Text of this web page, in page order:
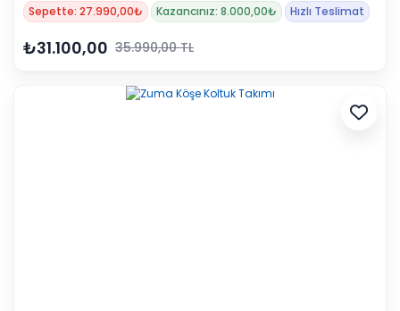
Sepette: 27.990,00₺ Kazancınız: 8.000,00₺ Hızlı Teslimat
₺31.100,00 35.990,00 TL